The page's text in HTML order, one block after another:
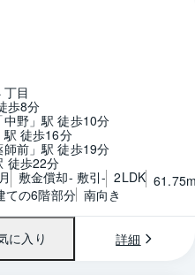
目
歩8分
野」駅 徒歩10分
駅 徒歩16分
前」駅 徒歩19分
徒歩22分
敷金償却- 敷引- 2LDK
ての6階部分 南向き
に入り 詳細
1 / 0 間取り